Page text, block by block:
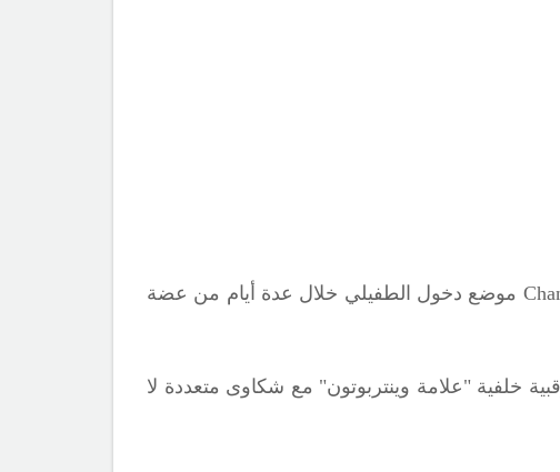
موضع دخول الطفيلي خلال عدة أيام من عضة
خلفية "علامة وينتربوتون" مع شكاوى متعددة لا